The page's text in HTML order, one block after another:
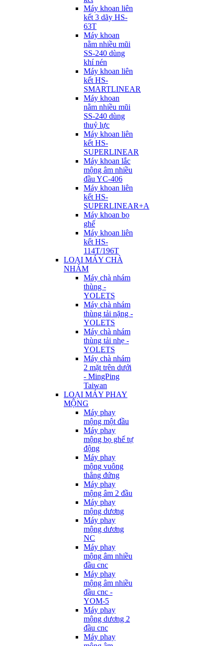
Máy khoan liên
kết 3 dãy HS-
63T
Máy khoan
nằm nhiều mũi
SS-240 dùng
khí nén
Máy khoan liên
kết HS-
SMARTLINEAR
Máy khoan
nằm nhiều mũi
SS-240 dùng
thuỷ lực
Máy khoan liên
kết HS-
SUPERLINEAR
Máy khoan lắc
mộng âm nhiều
đầu YC-406
Máy khoan liên
kết HS-
SUPERLINEAR+A
Máy khoan bọ
ghế
Máy khoan liên
kết HS-
114T/196T
LOẠI MÁY CHÀ
NHÁM
Máy chà nhám
thùng -
YOLETS
Máy chà nhám
thùng tải nặng -
YOLETS
Máy chà nhám
thùng tải nhẹ -
YOLETS
Máy chà nhám
2 mặt trên dưới
- MingPing
Taiwan
LOẠI MÁY PHAY
MỘNG
Máy phay
mộng một đầu
Máy phay
mộng bọ ghế tự
động
Máy phay
mộng vuông
thẳng đứng
Máy phay
mộng âm 2 đầu
Máy phay
mộng dương
Máy phay
mộng dương
NC
Máy phay
mộng âm nhiều
đầu cnc
Máy phay
mộng âm nhiều
đầu cnc -
YOM-5
Máy phay
mộng dương 2
đầu cnc
Máy phay